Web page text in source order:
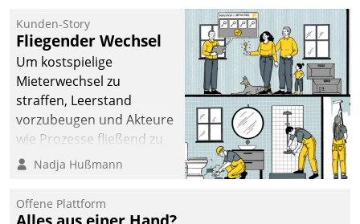
Kunden-Story
Fliegender Wechsel
Um kostspielige
Mieterwechsel zu
straffen, Leerstand
vorzubeugen und Akteure
wie Prozesse fließend zu
vernetzen, nutzt die
Jahresbeginn eine
Überblick, Einsicht und
Nadja Hußmann
Offene Plattform